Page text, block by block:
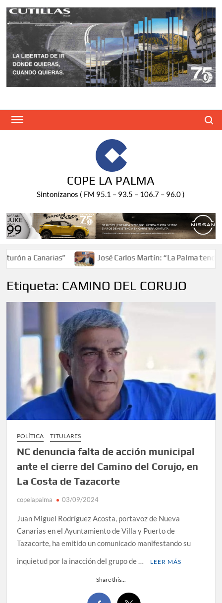
Saltar
contenido
COPE LA PALMA
Sintonízanos ( FM 95.1 – 93.5 – 106.7 – 96.0 )
a Canarias” José Carlos Martín: “La Palma tendrá
Etiqueta: CAMINO DEL CORUJO
POLÍTICA TITULARES
NC denuncia falta de acción municipal
ante el cierre del Camino del Corujo, en
La Costa de Tazacorte
copelapalma 03/09/2024
Juan Miguel Rodríguez Acosta, portavoz de Nueva
Canarias en el Ayuntamiento de Villa y Puerto de
Tazacorte, ha emitido un comunicado manifestando su
inquietud por la inacción del grupo de …
LEER MÁS
Share this...